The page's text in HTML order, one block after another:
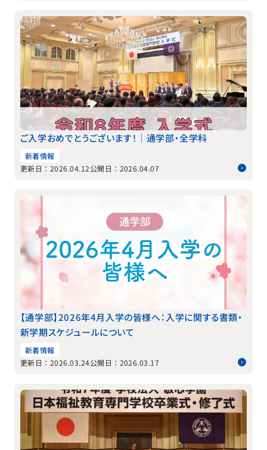
ご入学おめでとうございます！｜通学部・全学科
新着情報
更新日：2026.04.12公開日：2026.04.07
【通学部】2026年4月入学の皆様へ：入学に関する書類・
新学期スケジュールについて
新着情報
更新日：2026.03.24公開日：2026.03.17